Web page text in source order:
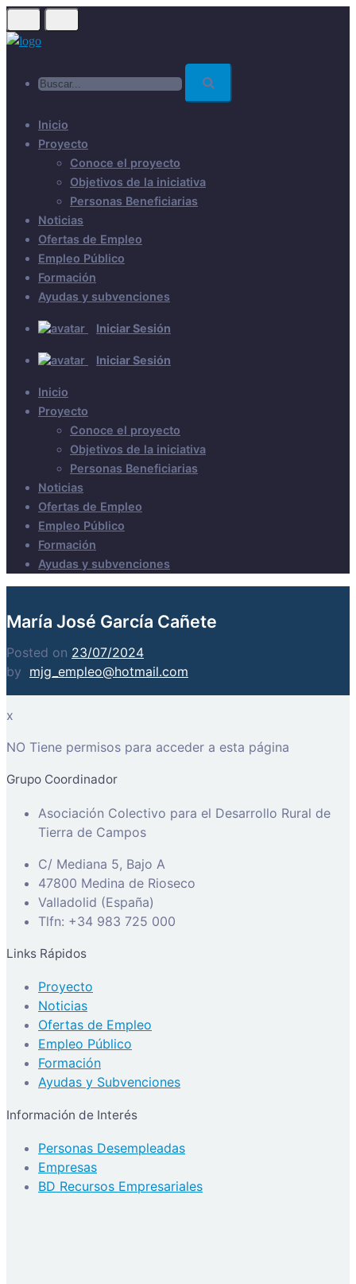
Skip
to
Inicio
Proyecto
Conoce el proyecto
Objetivos de la iniciativa
Personas Beneficiarias
Noticias
Ofertas de Empleo
Empleo Público
Formación
Ayudas y subvenciones
Iniciar Sesión
Iniciar Sesión
Inicio
Proyecto
Conoce el proyecto
Objetivos de la iniciativa
Personas Beneficiarias
Noticias
Ofertas de Empleo
Empleo Público
Formación
Ayudas y subvenciones
María José García Cañete
Posted on 23/07/2024
by mjg_empleo@hotmail.com
x
NO Tiene permisos para acceder a esta página
Grupo Coordinador
Asociación Colectivo para el Desarrollo Rural de
Tierra de Campos
C/ Mediana 5, Bajo A
47800 Medina de Rioseco
Valladolid (España)
Tlfn: +34 983 725 000
Links Rápidos
Proyecto
Noticias
Ofertas de Empleo
Empleo Público
Formación
Ayudas y Subvenciones
Información de Interés
Personas Desempleadas
Empresas
BD Recursos Empresariales